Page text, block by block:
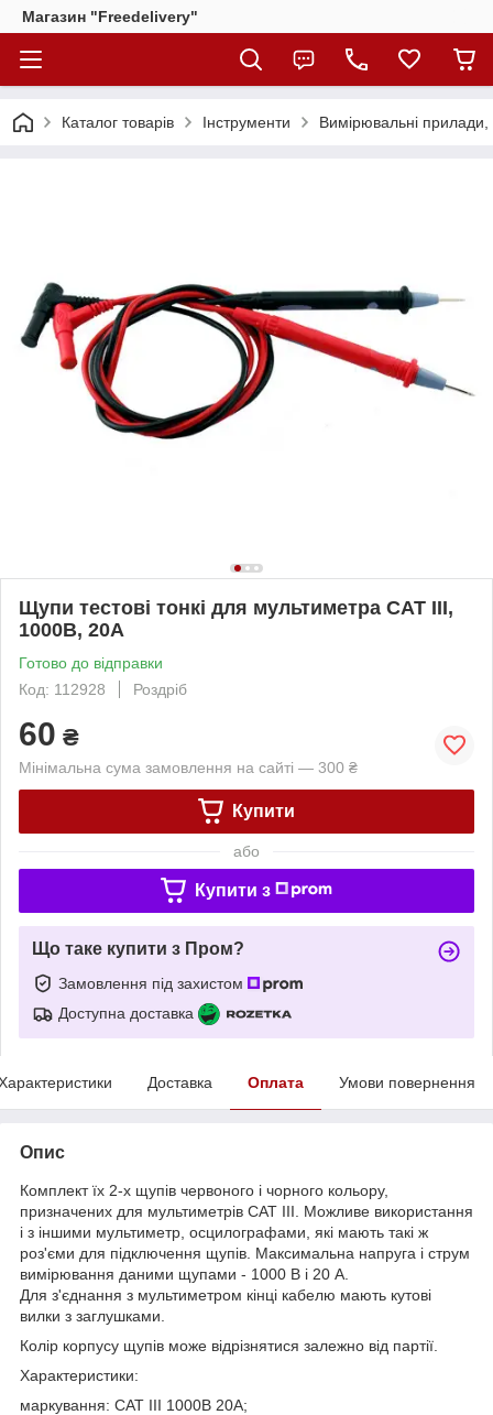
Магазин "Freedelivery"
Каталог товарів Інструменти Вимірювальні прилади,
Щупи тестові тонкі для мультиметра CAT III,
1000В, 20А
Готово до відправки
Код: 112928
Роздріб
60 ₴
Мінімальна сума замовлення на сайті — 300 ₴
Купити
або
Купити з
Що таке купити з Пром?
Замовлення під захистом
Доступна доставка
Доставка Оплата Умови повернення
Опис
Комплект їх 2-х щупів червоного і чорного кольору,
призначених для мультиметрів CAT III. Можливе використання
і з іншими мультиметр, осцилографами, які мають такі ж
роз'єми для підключення щупів. Максимальна напруга і струм
вимірювання даними щупами - 1000 В і 20 А.
Для з'єднання з мультиметром кінці кабелю мають кутові
вилки з заглушками.
Колір корпусу щупів може відрізнятися залежно від партії.
Характеристики:
маркування: CAT III 1000В 20А;